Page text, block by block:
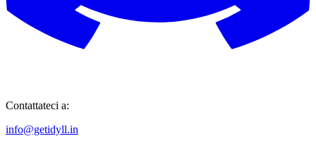
Contattateci a:
info@getidyll.in